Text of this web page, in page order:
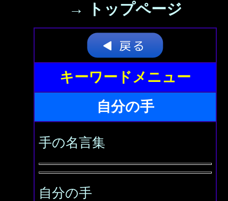
→ トップページ
キーワードメニュー
自分の手
手の名言集
自分の手